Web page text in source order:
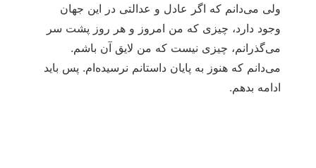
ولی می‌دانم که اگر عادل و عدالتی در این جهان
وجود دارد، چیزی که من امروز و هر روز پشت سر
می‌گذرانم، چیزی نیست که من لایق آن باشم.
می‌دانم که هنوز به پایان داستانم نرسیده‌ام. پس باید
ادامه بدهم.